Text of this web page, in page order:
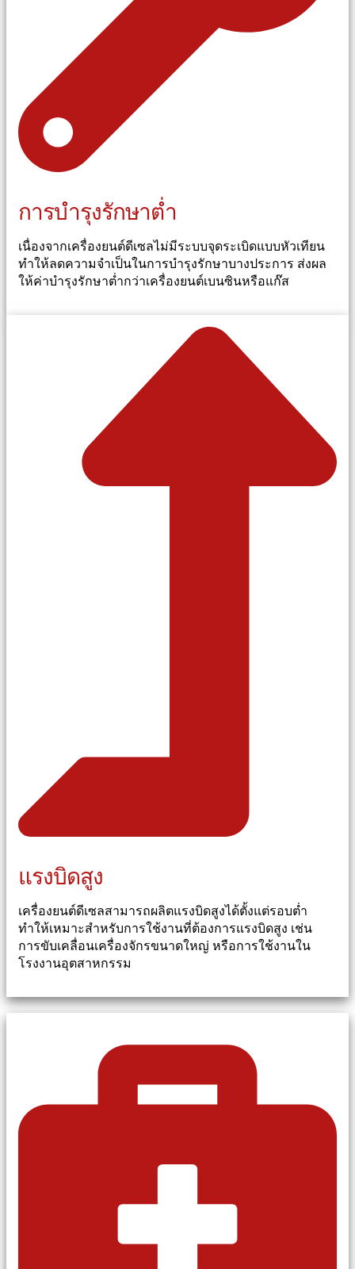
การบำรุงรักษาต่ำ
เนื่องจากเครื่องยนต์ดีเซลไม่มีระบบจุดระเบิดแบบหัวเทียน
ทำให้ลดความจำเป็นในการบำรุงรักษาบางประการ ส่งผล
ให้ค่าบำรุงรักษาต่ำกว่าเครื่องยนต์เบนซินหรือแก๊ส
แรงบิดสูง
เครื่องยนต์ดีเซลสามารถผลิตแรงบิดสูงได้ตั้งแต่รอบต่ำ
ทำให้เหมาะสำหรับการใช้งานที่ต้องการแรงบิดสูง เช่น
การขับเคลื่อนเครื่องจักรขนาดใหญ่ หรือการใช้งานใน
โรงงานอุตสาหกรรม